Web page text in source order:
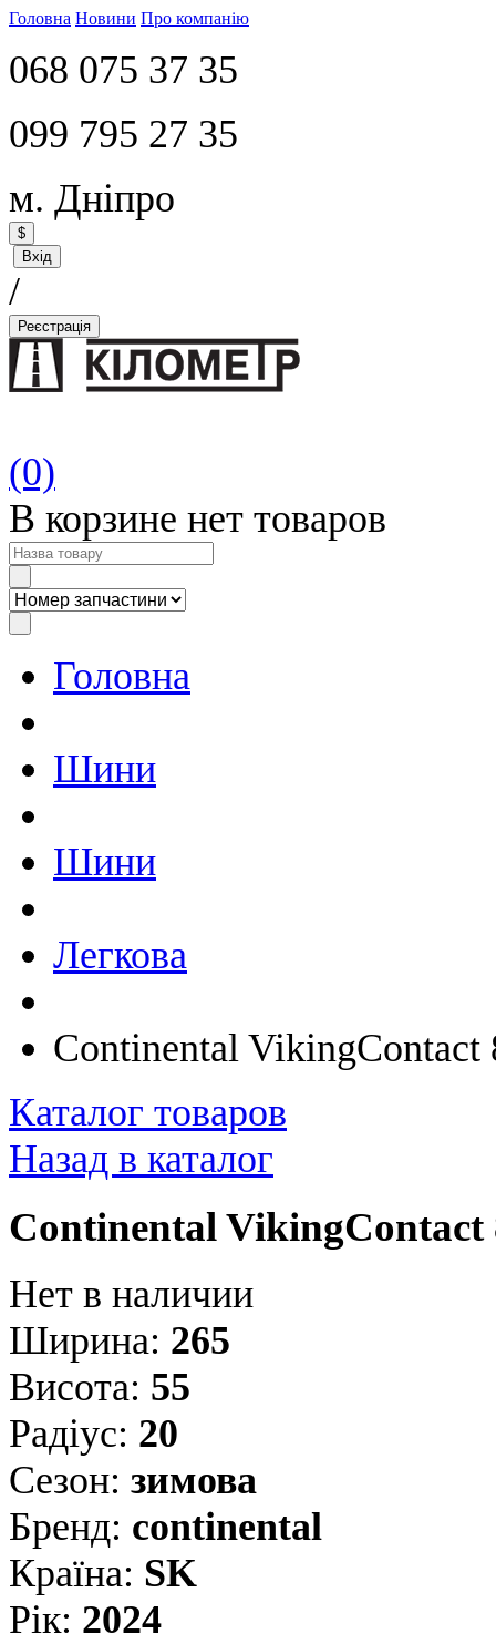
Головна Новини Про компанію
068 075 37 35
099 795 27 35
м. Дніпро
$
Вхід
/
Реєстрація
(0)
В корзине нет товаров
Головна
Шини
Шини
Легкова
Continental
Каталог товаров
Назад в каталог
Continental VikingContact
Нет в наличии
Ширина: 265
Висота: 55
Радіус: 20
Сезон: зимова
Бренд: continental
Країна: SK
Рік: 2024